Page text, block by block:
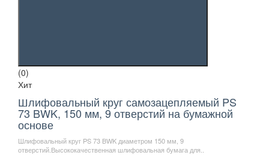
(0)
Хит
Шлифовальный круг самозацепляемый PS
73 BWK, 150 мм, 9 отверстий на бумажной
основе
Шлифовальный круг PS 73 BWK диаметром 150 мм, 9
отверстий.Высококачественная шлифовальная бумага для..